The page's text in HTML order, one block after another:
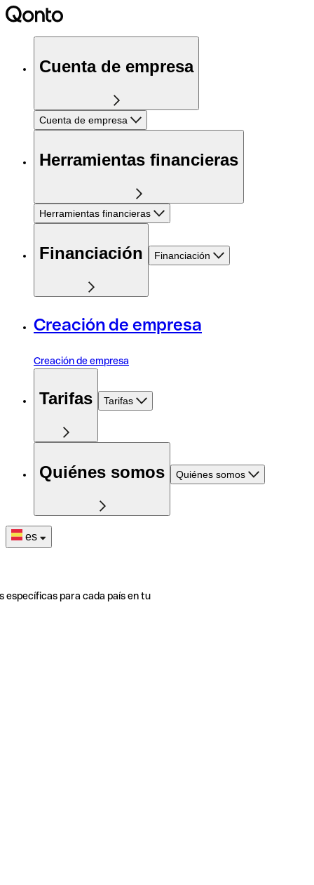
Cuenta de empresa
Cuenta de empresa
Herramientas financieras
Herramientas financieras
Financiación Financiación
Creación de empresa
Creación de empresa
Tarifas Tarifas
Quiénes somos Quiénes somos
es
específicas para cada país en tu